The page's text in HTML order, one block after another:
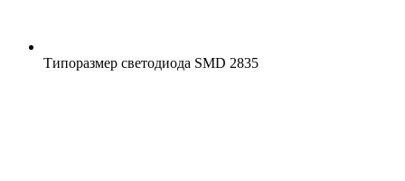
Типоразмер светодиода SMD 2835